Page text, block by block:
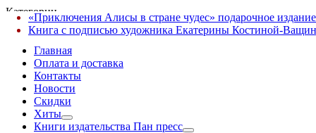
Категории
Главная
Оплата и доставка
Контакты
Новости
Скидки
Хиты
Книги издательства Пан пресс
«Приключения Алисы в стране чудес» подарочное издание
Книга с подписью художника Екатерины Костиной-